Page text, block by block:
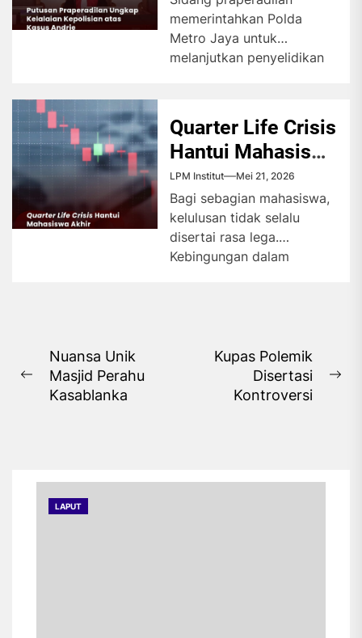
Kasus Andrie
memerintahkan Polda
Metro Jaya untuk
melanjutkan penyelidikan
secara tuntas. Hakim
menilai...
Quarter Life Crisis
Hantui Mahasiswa
Akhir
LPM Institut Mei 21, 2026
Bagi sebagian mahasiswa,
kelulusan tidak selalu
disertai rasa lega.
Kebingungan dalam
Navigasi
pos
Previous
post:
Nuansa Unik
Masjid Perahu
Kasablanka
Kupas Polemik
Disertasi
Kontroversi
LAPUT